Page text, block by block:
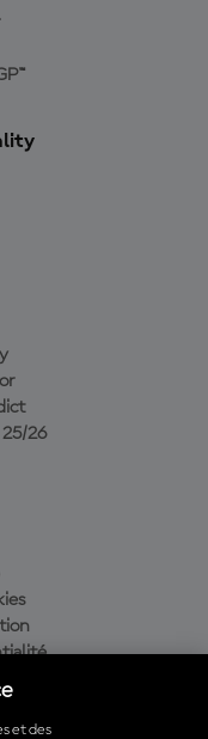
25/26
et des